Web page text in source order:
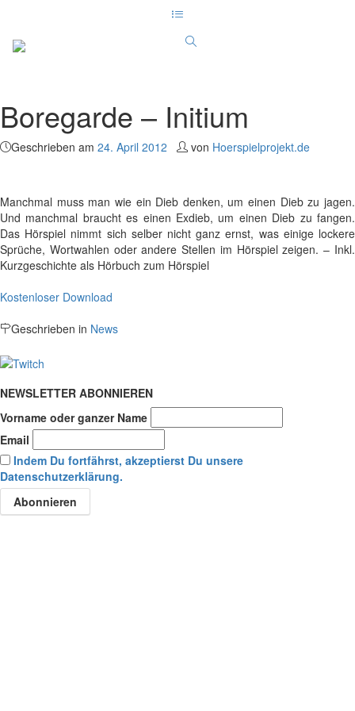
Boregarde – Initium
Geschrieben am 24. April 2012 von Hoerspielprojekt.de
Manchmal muss man wie ein Dieb denken, um einen Dieb zu jagen.
Und manchmal braucht es einen Exdieb, um einen Dieb zu fangen.
Das Hörspiel nimmt sich selber nicht ganz ernst, was einige lockere
Sprüche, Wortwahlen oder andere Stellen im Hörspiel zeigen. – Inkl.
Kurzgeschichte als Hörbuch zum Hörspiel
Kostenloser Download
Geschrieben in News
NEWSLETTER ABONNIEREN
Vorname oder ganzer Name
Email
Indem Du fortfährst, akzeptierst Du unsere
Datenschutzerklärung.